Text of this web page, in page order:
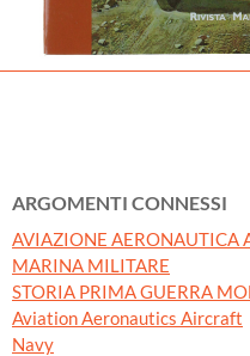
ARGOMENTI CONNESSI
AVIAZIONE AERONAUTICA
MARINA MILITARE
STORIA PRIMA GUERRA
Aviation Aeronautics Aircraft
Navy